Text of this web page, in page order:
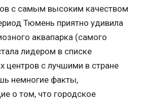
с самым высоким качеством
Тюмень приятно удивила
аквапарка (самого
лидером в списке
центров с лучшими в стране
немногие факты,
о том, что городское